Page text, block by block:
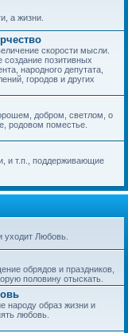
а жизни.
скорости мысли.
создание позитивных
народного депутата,
городов и других
добром, светлом, о
родовом поместье.
и т.п., поддерживающие
уходит Любовь.
обрядов и праздников,
половину отыскать.
народу образ жизни и
любовь.